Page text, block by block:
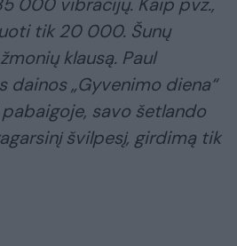
tik 20 000. Šunų
klausą. Paul
dainos „Gyvenimo diena“
savo šetlando
švilpesį, girdimą tik